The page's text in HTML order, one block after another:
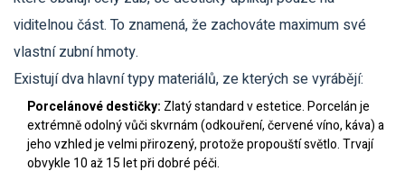
viditelnou část. To znamená, že zachováte maximum své
vlastní zubní hmoty.
Existují dva hlavní typy materiálů, ze kterých se vyrábějí:
Porcelánové destičky: Zlatý standard v estetice. Porcelán je
extrémně odolný vůči skvrnám (odkouření, červené víno, káva) a
jeho vzhled je velmi přirozený, protože propouští světlo. Trvají
obvykle 10 až 15 let při dobré péči.